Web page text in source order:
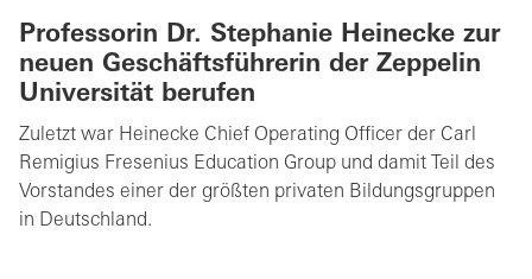
Professorin Dr. Stephanie Heinecke zur
neuen Geschäftsführerin der Zeppelin
Universität berufen
Zuletzt war Heinecke Chief Operating Officer der Carl
Remigius Fresenius Education Group und damit Teil des
Vorstandes einer der größten privaten Bildungsgruppen
in Deutschland.